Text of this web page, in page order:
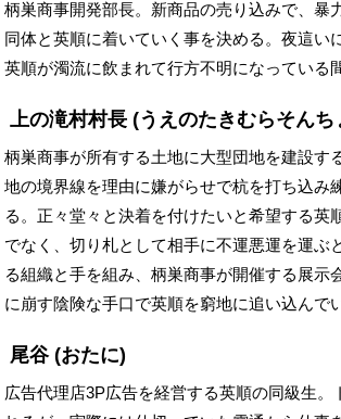
柄巣商事開発部長。新商品の売り込みで、暴
同体と英順に着いていく事を決める。夜這
英順が濁流に飲まれて行方不明になっている
上の滝村村長 (うえのたきむらそんち
柄巣商事が所有する土地に大型団地を建設す
地の境界線を理由に嫌がらせで杭を打ち込み
る。正々堂々と決着を付けたいと希望する
でなく、切り札として相手に不運悪運を運
る組織と手を組み、柄巣商事が開催する展
に崩す陰険な手口で英順を窮地に追い込んで
尾谷(おたに)
広告代理店3P広告を経営する英順の同級生